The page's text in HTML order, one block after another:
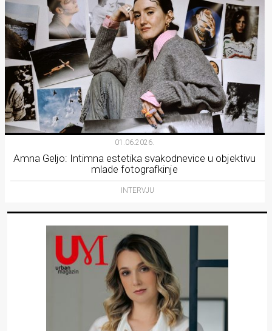
01.06.2026.
Amna Geljo: Intimna estetika svakodnevice u objektivu
mlade fotografkinje
INTERVJU